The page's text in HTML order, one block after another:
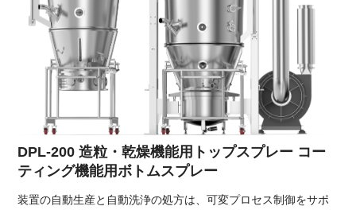
DPL-200 造粒・乾燥機能用トップスプレー コー
ティング機能用ボトムスプレー
装置の自動生産と自動洗浄の処方は、可変プロセス制御をサポ